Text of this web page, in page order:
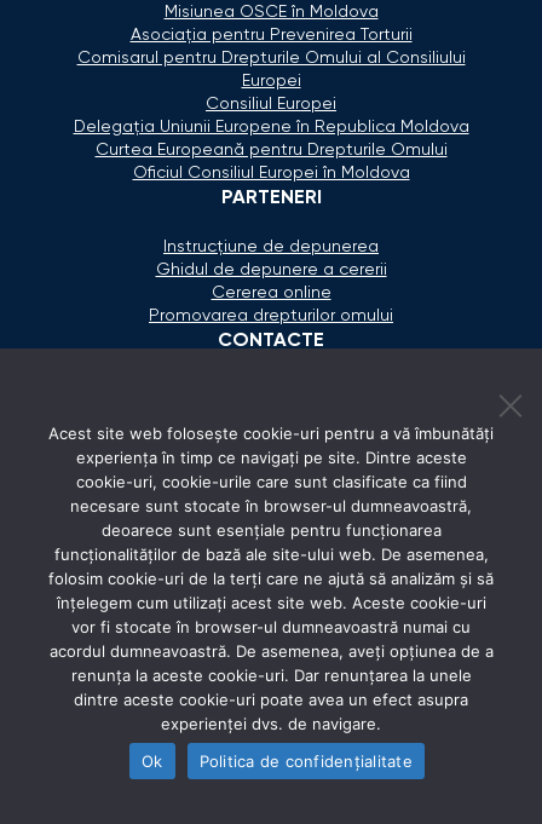
Misiunea OSCE în Moldova
Asociaţia pentru Prevenirea Torturii
Comisarul pentru Drepturile Omului al Consiliului
Europei
Consiliul Europei
Delegaţia Uniunii Europene în Republica Moldova
Curtea Europeană pentru Drepturile Omului
Oficiul Consiliul Europei în Moldova
PARTENERI
Instrucțiune de depunerea
Ghidul de depunere a cererii
Cererea online
Promovarea drepturilor omului
CONTACTE
secretariat@ombudsman.md
Strada Calea Ieşilor 11/3, Chişinău
Luni - Vineri: 08:00 - 17:00
REȚELE SOCIALE
© 2026 Avocatul Poporului Ombudsman. All rights
Acest site web folosește cookie-uri pentru a vă îmbunătăți
experiența în timp ce navigați pe site. Dintre aceste
cookie-uri, cookie-urile care sunt clasificate ca fiind
necesare sunt stocate în browser-ul dumneavoastră,
deoarece sunt esențiale pentru funcționarea
funcționalităților de bază ale site-ului web. De asemenea,
folosim cookie-uri de la terți care ne ajută să analizăm și să
înțelegem cum utilizați acest site web. Aceste cookie-uri
vor fi stocate în browser-ul dumneavoastră numai cu
acordul dumneavoastră. De asemenea, aveți opțiunea de a
renunța la aceste cookie-uri. Dar renunțarea la unele
dintre aceste cookie-uri poate avea un efect asupra
experienței dvs. de navigare.
Ok
Politica de confidențialitate